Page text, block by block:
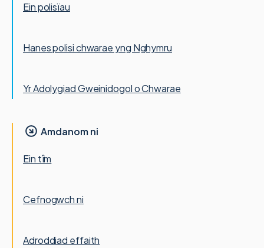
Ein polisïau
Hanes polisi chwarae yng Nghymru
Yr Adolygiad Gweinidogol o Chwarae
Amdanom ni
Ein tîm
Cefnogwch ni
Adroddiad effaith